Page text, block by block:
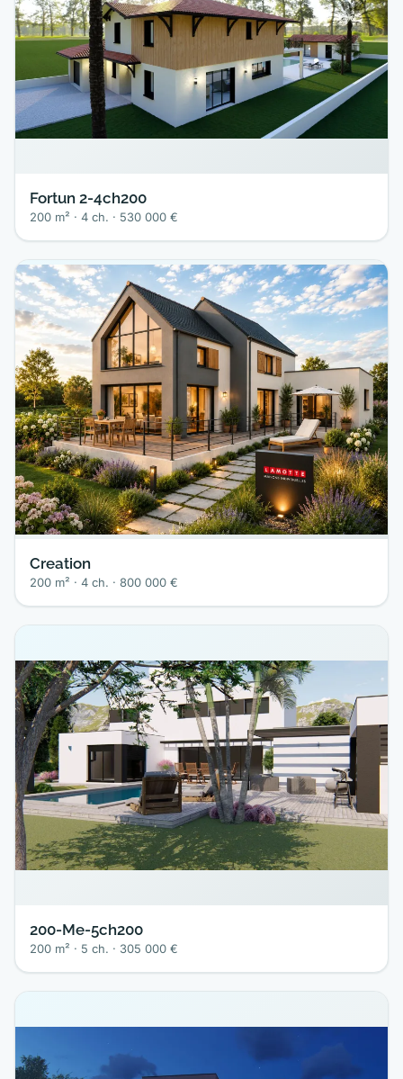
Fortun 2-4ch200
200 m² · 4 ch. · 530 000 €
Creation
200 m² · 4 ch. · 800 000 €
200-Me-5ch200
200 m² · 5 ch. · 305 000 €